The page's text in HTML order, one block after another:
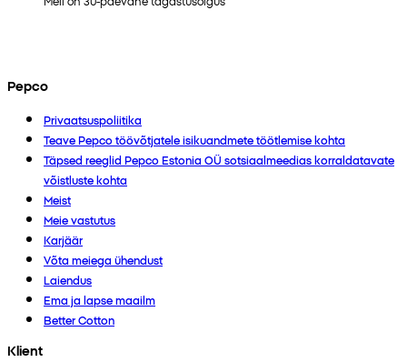
Pepco
Privaatsuspoliitika
Teave Pepco töövõtjatele isikuandmete töötlemise kohta
Täpsed reeglid Pepco Estonia OÜ sotsiaalmeedias korraldatavate
võistluste kohta
Meist
Meie vastutus
Karjäär
Võta meiega ühendust
Laiendus
Ema ja lapse maailm
Better Cotton
Klient